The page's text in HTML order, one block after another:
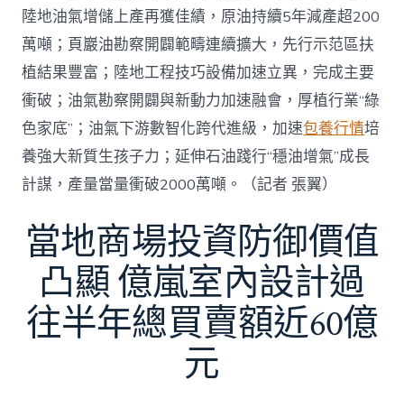
陸地油氣增儲上產再獲佳績，原油持續5年減產超200
萬噸；頁巖油勘察開闢範疇連續擴大，先行示范區扶
植結果豐富；陸地工程技巧設備加速立異，完成主要
衝破；油氣勘察開闢與新動力加速融會，厚植行業“綠
色家底”；油氣下游數智化跨代進級，加速包養行情培
養強大新質生孩子力；延伸石油踐行“穩油增氣”成長
計謀，產量當量衝破2000萬噸。（記者 張翼）
當地商場投資防御價值
凸顯 億嵐室內設計過
往半年總買賣額近60億
元